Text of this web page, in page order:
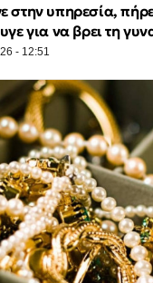
στην υπηρεσία,
για να βρει τη
- 12:51